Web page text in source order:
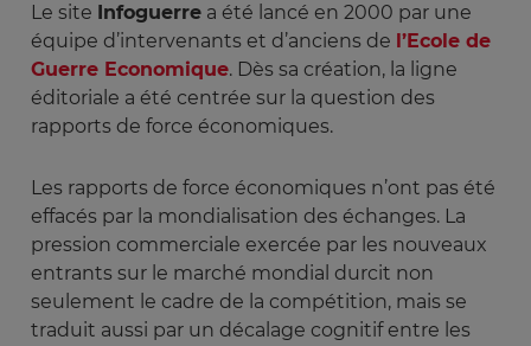
Le site Infoguerre a été lancé en 2000 par une
équipe d’intervenants et d’anciens de l’Ecole de
Guerre Economique. Dès sa création, la ligne
éditoriale a été centrée sur la question des
rapports de force économiques.
Les rapports de force économiques n’ont pas été
effacés par la mondialisation des échanges. La
pression commerciale exercée par les nouveaux
entrants sur le marché mondial durcit non
seulement le cadre de la compétition, mais se
traduit aussi par un décalage cognitif entre les